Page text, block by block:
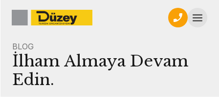
BLOG
İlham Almaya Devam
Edin.